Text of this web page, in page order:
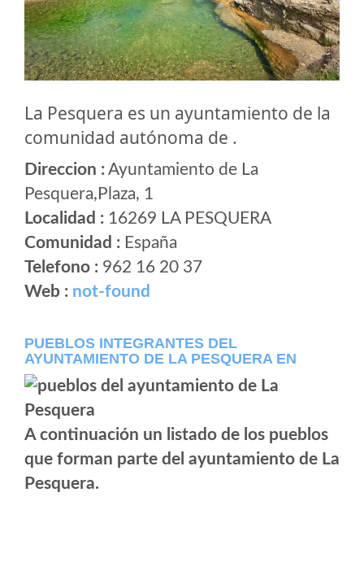
La Pesquera es un ayuntamiento de la
comunidad autónoma de .
Direccion :Ayuntamiento de La
Pesquera,Plaza, 1
Localidad : 16269 LA PESQUERA
Comunidad : España
Telefono : 962 16 20 37
Web : not-found
PUEBLOS INTEGRANTES DEL
AYUNTAMIENTO DE LA PESQUERA EN
A continuación un listado de los pueblos
que forman parte del ayuntamiento de La
Pesquera.